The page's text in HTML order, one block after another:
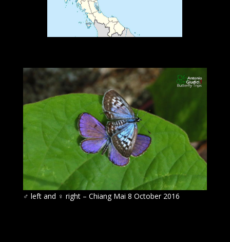
♂ left and ♀ right – Chiang Mai 8 October 2016